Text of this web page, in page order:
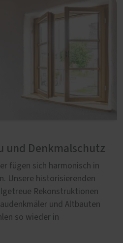
und Denkmalschutz
fügen sich harmonisch in
Unsere historisierenden
Rekonstruktionen
und Altbauten
so wieder in